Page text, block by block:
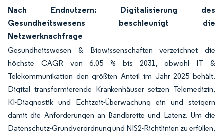
Nach Endnutzern: Digitalisierung des
Gesundheitswesens beschleunigt die
Netzwerknachfrage
Gesundheitswesen & Biowissenschaften verzeichnet die
höchste CAGR von 6,05 % bis 2031, obwohl IT &
Telekommunikation den größten Anteil im Jahr 2025 behält.
Digital transformierende Krankenhäuser setzen Telemedizin,
KI-Diagnostik und Echtzeit-Überwachung ein und steigern
damit die Anforderungen an Bandbreite und Latenz. Um die
Datenschutz-Grundverordnung und NIS2-Richtlinien zu erfüllen,